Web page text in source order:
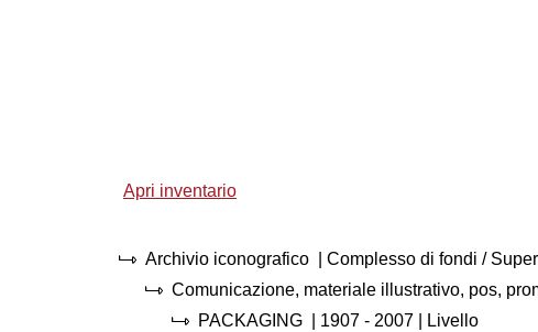
Apri inventario
Archivio iconografico
| Complesso di fondi /
Comunicazione, materiale illustrativo, pos,
PACKAGING
1907 - 2007
| Livello